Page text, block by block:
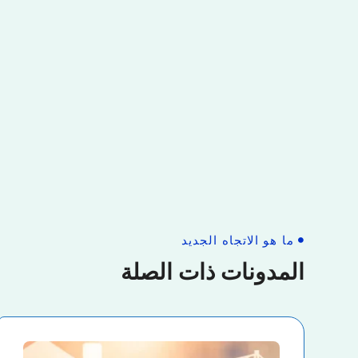
ما هو الاتجاه الجديد
المدونات ذات الصلة